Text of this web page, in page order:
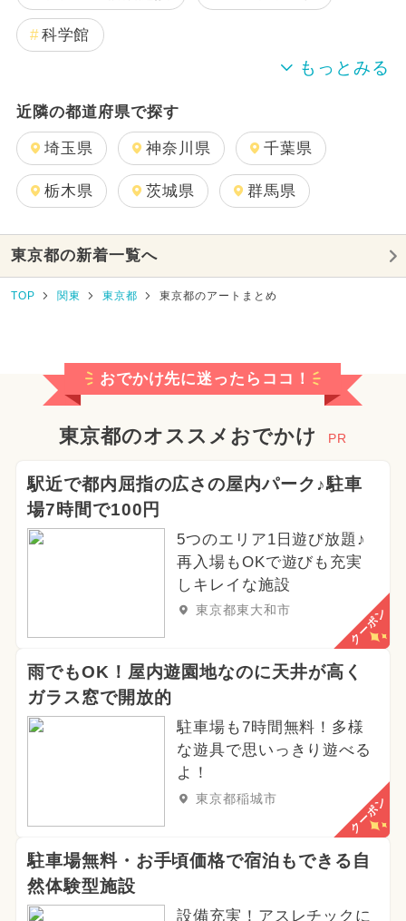
科学館
博物館
近隣の都道府県で探す
埼玉県 神奈川県 千葉県
栃木県 茨城県 群馬県
東京都の新着一覧へ
TOP 関東 東京都 東京都のアートまとめ
おでかけ先に迷ったらココ！
東京都のオススメおでかけ PR
駅近で都内屈指の広さの屋内パーク♪駐車
場7時間で100円
5つのエリア1日遊び放題♪
再入場もOKで遊びも充実
しキレイな施設
東京都東大和市 クーポン
雨でもOK！屋内遊園地なのに天井が高く
ガラス窓で開放的
駐車場も7時間無料！多様
な遊具で思いっきり遊べる
よ！
東京都稲城市 クーポン
駐車場無料・お手頃価格で宿泊もできる自
然体験型施設
設備充実！アスレチックに